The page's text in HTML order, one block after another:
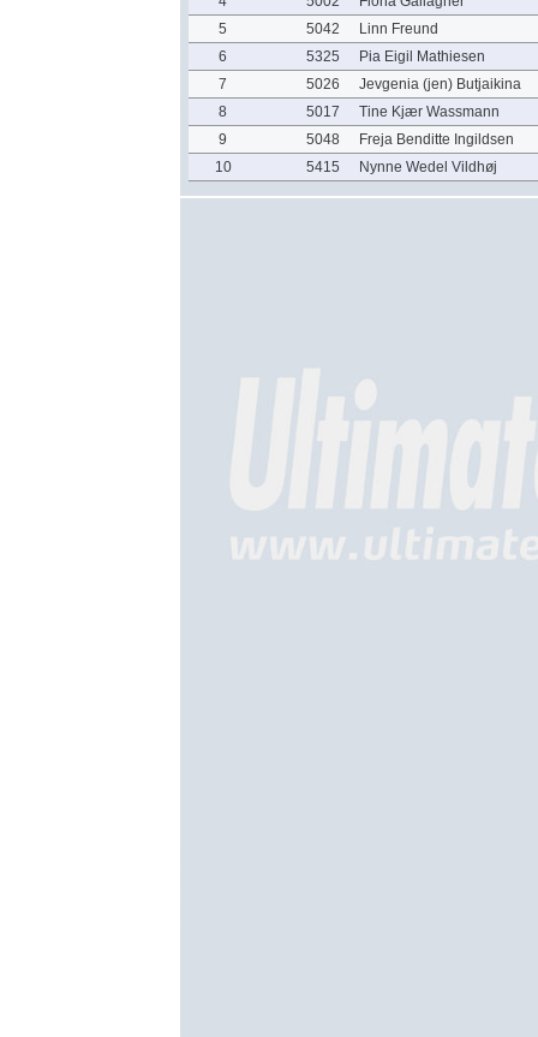
5
5042
Linn Freund
6
5325
Pia Eigil Mathiesen
7
5026
Jevgenia (jen) Butjaikina
8
5017
Tine Kjær Wassmann
9
5048
Freja Benditte Ingildsen
10
5415 Nynne Wedel Vildhøj